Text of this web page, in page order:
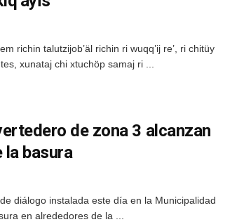
richin talutzijob’äl richin ri wuqq’ij re’, ri chitüy
xunataj chi xtuchöp samaj ri ...
de zona 3 alcanzan
la basura
diálogo instalada este día en la Municipalidad
en alrededores de la ...